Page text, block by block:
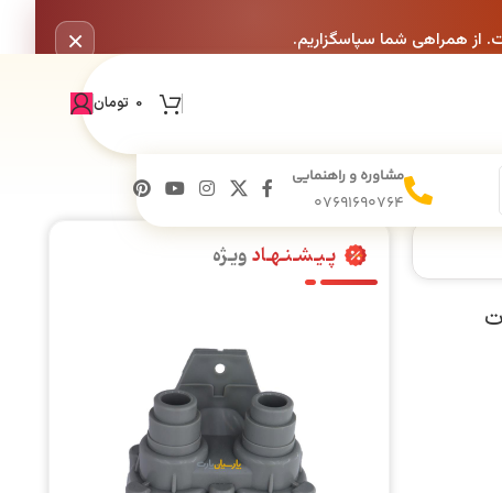
از همراهی شما سپاسگزاریم. ×
0 تومان
مشاوره و راهنمایی
07691690764
پایه 180 وات
پـیـشـنـهـادویـژه